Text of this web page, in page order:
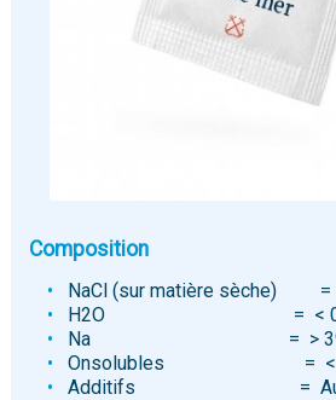
Composition
NaCl (sur matière sèche) =
H2O = <
Na = >
Onsolubles = <
Additifs =